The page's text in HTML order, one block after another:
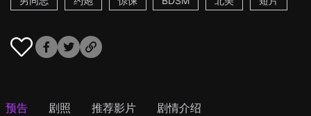
预告 剧照 推荐影片 剧情介绍